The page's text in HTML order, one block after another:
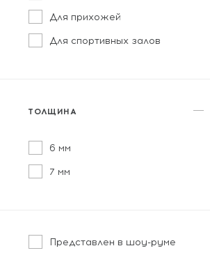
Для прихожей
Для спортивных залов
ТОЛЩИНА
6 мм
7 мм
Представлен в шоу-руме